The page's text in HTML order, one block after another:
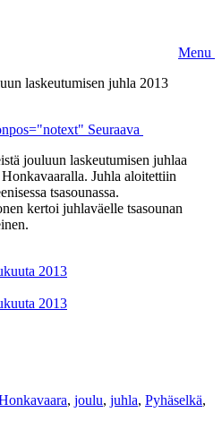
Menu
laskeutumisen juhla 2013
Seuraava
jouluun laskeutumisen juhlaa
Juhla aloitettiin
tsasounassa.
kertoi juhlaväelle tsasounan
2013
2013
, joulu, juhla, Pyhäselkä,